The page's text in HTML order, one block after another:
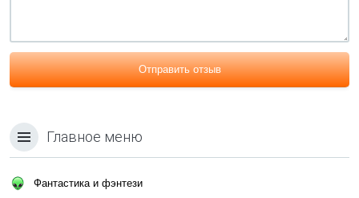
Отправить отзыв
Главное меню
Фантастика и фэнтези